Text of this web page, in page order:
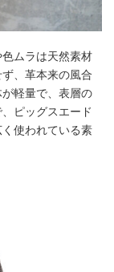
ムラは天然素材
、革本来の風合
軽量で、表層の
ピッグスエード
使われている素